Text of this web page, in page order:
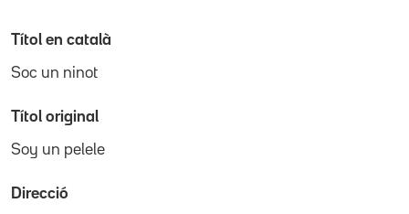
Títol en català
Soc un ninot
Títol original
Soy un pelele
Direcció